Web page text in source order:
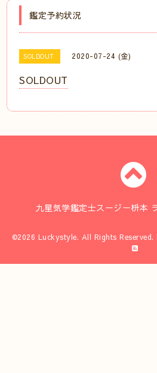
鑑定予約状況
SOLDOUT 2020-07-24 (金)
SOLDOUT
九星気学鑑定士スージー枡本
©2026 Luckystyle. All Rights Reserved.